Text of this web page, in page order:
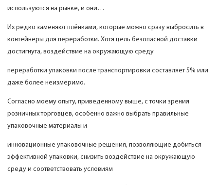
используются на рынке, и они…
Их редко заменяют плёнками, которые можно сразу выбросить в
контейнеры для переработки. Хотя цель безопасной доставки
достигнута, воздействие на окружающую среду
переработки упаковки после транспортировки составляет 5% или
даже более неизмеримо.
Согласно моему опыту, приведенному выше, с точки зрения
розничных торговцев, особенно важно выбрать правильные
упаковочные материалы и
инновационные упаковочные решения, позволяющие добиться
эффективной упаковки, снизить воздействие на окружающую
среду и соответствовать условиям